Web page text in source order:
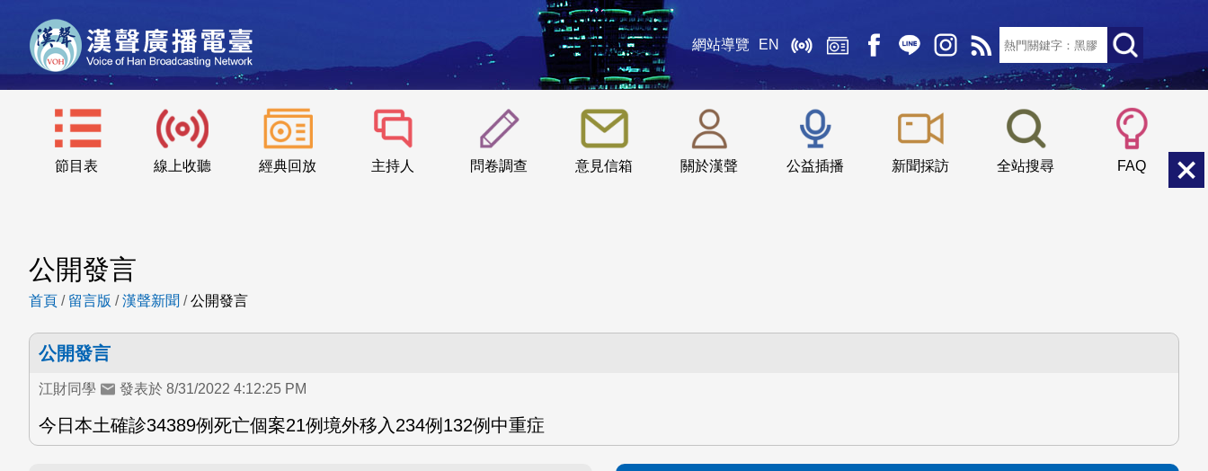
網站導覽 EN
節目表 線上收聽 經典回放 主持人 問卷調查 意見信箱 關於漢聲 公益插播 新聞採訪 全站搜尋 FAQ
::: 小 中
公開發言
首頁 / 留言版 /漢聲新聞 /公開發言
公開發言
江財同學 發表於 8/31/2022 4:12:25 PM
今日本土確診34389例死亡個案21例境外移入234例132例中重症